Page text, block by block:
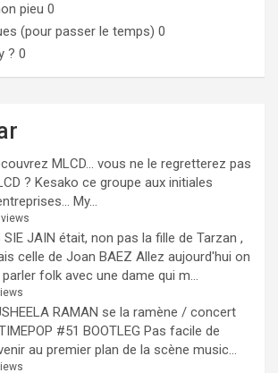
pieu 0
(pour passer le temps) 0
? 0
MLCD… vous ne le regretterez pas
? Kesako ce groupe aux initiales
My...
SIE JAIN était, non pas la fille de Tarzan ,
celle de Joan BAEZ Allez aujourd'hui on
parler folk avec une dame qui m...
RAMAN se la ramène / concert
#51 BOOTLEG Pas facile de
au premier plan de la scène music...